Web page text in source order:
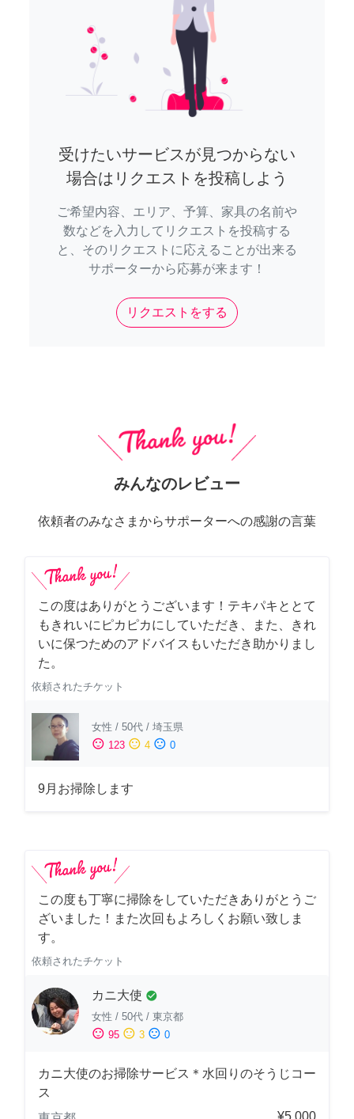
受けたいサービスが見つからない
場合はリクエストを投稿しよう
ご希望内容、エリア、予算、家具の名前や
数などを入力してリクエストを投稿する
と、そのリクエストに応えることが出来る
サポーターから応募が来ます！
リクエストをする
みんなのレビュー
依頼者のみなさまからサポーターへの感謝の言葉
この度はありがとうございます！テキパキととて
もきれいにピカピカにしていただき、また、きれ
いに保つためのアドバイスもいただき助かりまし
た。
依頼されたチケット
女性 / 50代 / 埼玉県
sentiment_satisfied 123 sentiment_neutral 4 sentiment_dissatisfied 0
9月お掃除します
この度も丁寧に掃除をしていただきありがとうご
ざいました！また次回もよろしくお願い致しま
す。
依頼されたチケット
カニ大使 check_circle
女性 / 50代 / 東京都
sentiment_satisfied 95 sentiment_neutral 3 sentiment_dissatisfied 0
カニ大使のお掃除サービス＊水回りのそうじコー
ス
¥5,000